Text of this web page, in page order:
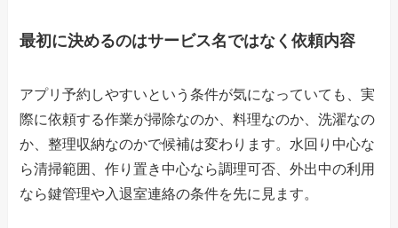
最初に決めるのはサービス名ではなく依頼内容
アプリ予約しやすいという条件が気になっていても、実
際に依頼する作業が掃除なのか、料理なのか、洗濯なの
か、整理収納なのかで候補は変わります。水回り中心な
ら清掃範囲、作り置き中心なら調理可否、外出中の利用
なら鍵管理や入退室連絡の条件を先に見ます。